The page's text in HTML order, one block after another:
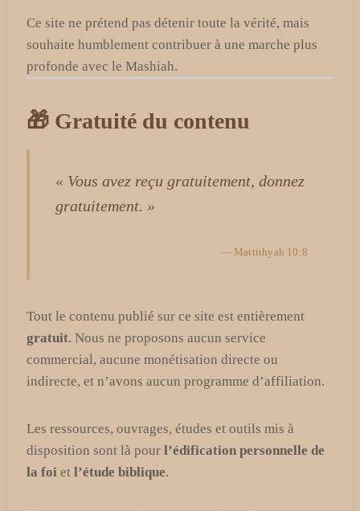
Ce site ne prétend pas détenir toute la vérité, mais
souhaite humblement contribuer à une marche plus
profonde avec le Mashiah.
🎁 Gratuité du contenu
« Vous avez reçu gratuitement, donnez
gratuitement. »
— Mattithyah 10:8
Tout le contenu publié sur ce site est entièrement
gratuit. Nous ne proposons aucun service
commercial, aucune monétisation directe ou
indirecte, et n’avons aucun programme d’affiliation.
Les ressources, ouvrages, études et outils mis à
disposition sont là pour l’édification personnelle de
la foi et l’étude biblique.